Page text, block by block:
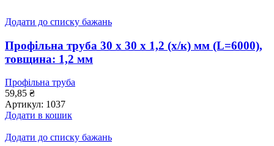
Додати до списку бажань
Профільна труба 30 x 30 x 1,2 (х/к) мм (L=6000),
товщина: 1,2 мм
Профільна труба
59,85 ₴
Артикул: 1037
Додати в кошик
Додати до списку бажань